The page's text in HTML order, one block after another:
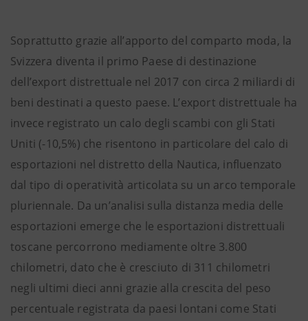
Soprattutto grazie all’apporto del comparto moda, la
Svizzera diventa il primo Paese di destinazione
dell’export distrettuale nel 2017 con circa 2 miliardi di
beni destinati a questo paese. L’export distrettuale ha
invece registrato un calo degli scambi con gli Stati
Uniti (-10,5%) che risentono in particolare del calo di
esportazioni nel distretto della Nautica, influenzato
dal tipo di operatività articolata su un arco temporale
pluriennale. Da un’analisi sulla distanza media delle
esportazioni emerge che le esportazioni distrettuali
toscane percorrono mediamente oltre 3.800
chilometri, dato che è cresciuto di 311 chilometri
negli ultimi dieci anni grazie alla crescita del peso
percentuale registrata da paesi lontani come Stati